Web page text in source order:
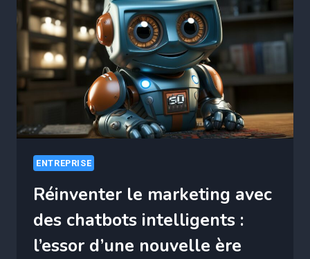
L’IA
ENTREPRISE
Réinventer le marketing avec
des chatbots intelligents :
l’essor d’une nouvelle ère